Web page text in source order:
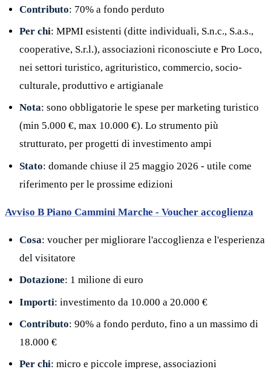
Contributo: 70% a fondo perduto
Per chi: MPMI esistenti (ditte individuali, S.n.c., S.a.s.,
cooperative, S.r.l.), associazioni riconosciute e Pro Loco,
nei settori turistico, agrituristico, commercio, socio-
culturale, produttivo e artigianale
Nota: sono obbligatorie le spese per marketing turistico
(min 5.000 €, max 10.000 €). Lo strumento più
strutturato, per progetti di investimento ampi
Stato: domande chiuse il 25 maggio 2026 - utile come
riferimento per le prossime edizioni
Avviso B Piano Cammini Marche - Voucher accoglienza
Cosa: voucher per migliorare l'accoglienza e l'esperienza
del visitatore
Dotazione: 1 milione di euro
Importi: investimento da 10.000 a 20.000 €
Contributo: 90% a fondo perduto, fino a un massimo di
18.000 €
Per chi: micro e piccole imprese, associazioni